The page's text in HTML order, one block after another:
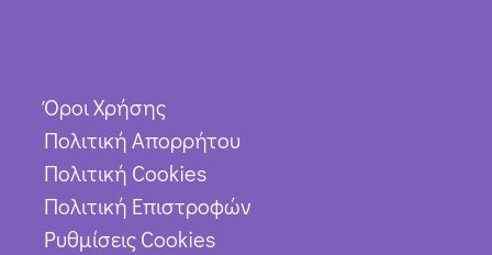
Όροι Χρήσης
Πολιτική Απορρήτου
Πολιτική Cookies
Πολιτική Επιστροφών
Ρυθμίσεις Cookies